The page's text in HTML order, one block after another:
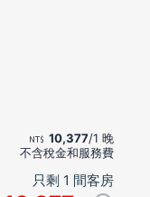
10,377/1 晚
不含稅金和服務費
只剩 1 間客房